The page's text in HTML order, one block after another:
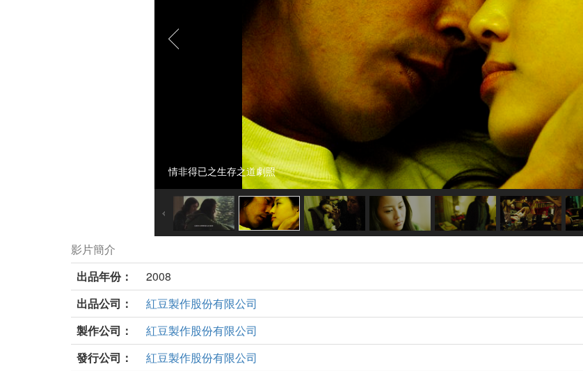
情非得已之生存之道劇照
影片簡介
出品年份：
2008
出品公司：
紅豆製作股份有限公司
製作公司：
紅豆製作股份有限公司
發行公司：
紅豆製作股份有限公司